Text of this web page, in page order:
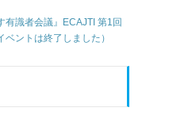
有識者会議』ECAJTI 第1回
ントは終了しました）